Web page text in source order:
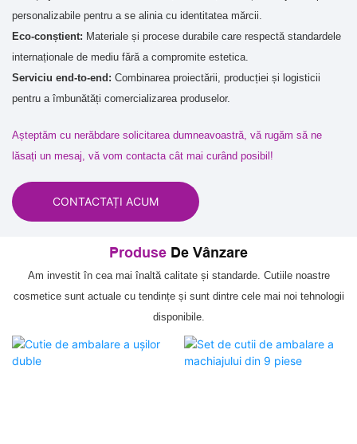
personalizabile pentru a se alinia cu identitatea mărcii.
Eco-conștient: Materiale și procese durabile care respectă standardele
internaționale de mediu fără a compromite estetica.
Serviciu end-to-end: Combinarea proiectării, producției și logisticii
pentru a îmbunătăți comercializarea produselor.
Așteptăm cu nerăbdare solicitarea dumneavoastră, vă rugăm să ne
lăsați un mesaj, vă vom contacta cât mai curând posibil!
CONTACTAȚI ACUM
Produse De Vânzare
Am investit în cea mai înaltă calitate și standarde. Cutiile noastre
cosmetice sunt actuale cu tendințe și sunt dintre cele mai noi tehnologii
disponibile.